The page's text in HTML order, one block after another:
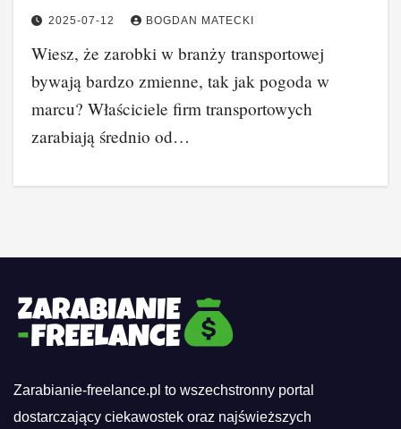
2025-07-12 BOGDAN MATECKI
Wiesz, że zarobki w branży transportowej
bywają bardzo zmienne, tak jak pogoda w
marcu? Właściciele firm transportowych
zarabiają średnio od…
Zarabianie-freelance.pl to wszechstronny portal
dostarczający ciekawostek oraz najświeższych